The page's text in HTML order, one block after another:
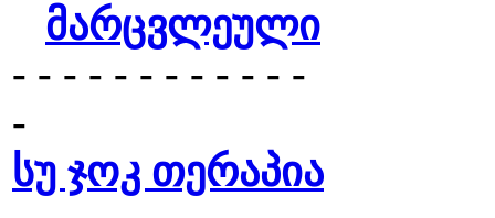
მარცვლეული
- - - - - - - - - - - -
-
სუ ჯოკ თერაპია